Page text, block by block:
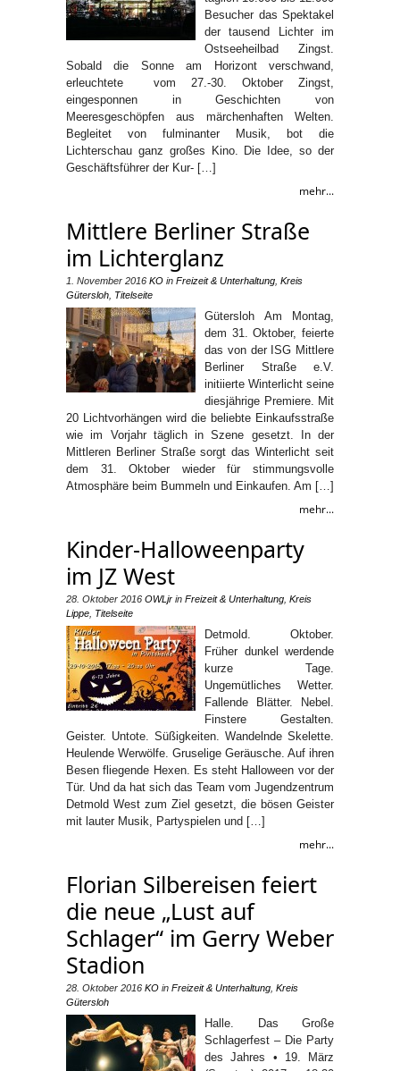
Besucher das Spektakel
der tausend Lichter im
Ostseeheilbad Zingst.
Sobald die Sonne am Horizont verschwand,
erleuchtete vom 27.-30. Oktober Zingst,
eingesponnen in Geschichten von
Meeresgeschöpfen aus märchenhaften Welten.
Begleitet von fulminanter Musik, bot die
Lichterschau ganz großes Kino. Die Idee, so der
Geschäftsführer der Kur- […]
mehr...
Mittlere Berliner Straße
im Lichterglanz
1. November 2016 KO in Freizeit & Unterhaltung Kreis
Gütersloh Titelseite
Gütersloh Am Montag,
dem 31. Oktober, feierte
das von der ISG Mittlere
Berliner Straße e.V.
initiierte Winterlicht seine
diesjährige Premiere. Mit
20 Lichtvorhängen wird die beliebte Einkaufsstraße
wie im Vorjahr täglich in Szene gesetzt. In der
Mittleren Berliner Straße sorgt das Winterlicht seit
dem 31. Oktober wieder für stimmungsvolle
Atmosphäre beim Bummeln und Einkaufen. Am […]
mehr...
Kinder-Halloweenparty
im JZ West
28. Oktober 2016 OWLjr in Freizeit & Unterhaltung Kreis
Lippe Titelseite
Detmold. Oktober.
Früher dunkel werdende
kurze Tage.
Ungemütliches Wetter.
Fallende Blätter. Nebel.
Finstere Gestalten.
Geister. Untote. Süßigkeiten. Wandelnde Skelette.
Heulende Werwölfe. Gruselige Geräusche. Auf ihren
Besen fliegende Hexen. Es steht Halloween vor der
Tür. Und da hat sich das Team vom Jugendzentrum
Detmold West zum Ziel gesetzt, die bösen Geister
mit lauter Musik, Partyspielen und […]
mehr...
Florian Silbereisen feiert
die neue „Lust auf
Schlager“ im Gerry Weber
Stadion
28. Oktober 2016 KO in Freizeit & Unterhaltung Kreis
Gütersloh
Halle. Das Große
Schlagerfest – Die Party
des Jahres • 19. März